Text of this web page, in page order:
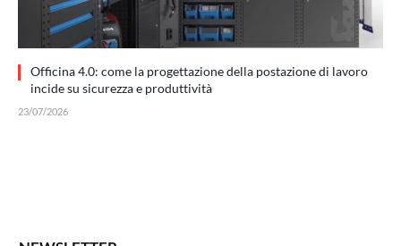
Officina 4.0: come la progettazione della postazione di lavoro
incide su sicurezza e produttività
23/07/2026